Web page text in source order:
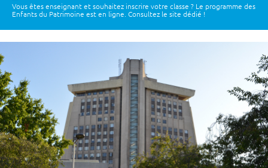
Vous êtes enseignant et souhaitez inscrire votre classe ? Le programme des
Enfants du Patrimoine est en ligne. Consultez le site dédié !